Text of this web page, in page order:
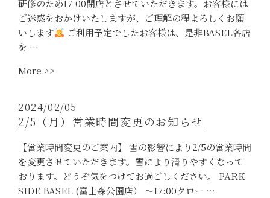
ャ
ン
評
に
つ
き
延
決
更
の
お
研修のため17:00閉店とさせていただきます。お客様には
ご迷惑をおかけいたしますが、ご理解の程よろしくお願
いします
ご利用予定でしたお客様は、是非BASEL各店
を …
More >>
BASEL
2/16(金)
営
業
間
2024/02/05
2/5（月）営業時間変更のお知らせ
【営業時間変更のご案内】 雪の影響により2/5の営業時間
を変更させていただきます。雪により滑りやすくなって
おります。どうぞ気をつけてお過ごしください。 PARK
SIDE BASEL (富士森公園店） 〜17:00クロー …